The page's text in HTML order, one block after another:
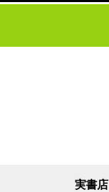
実書店